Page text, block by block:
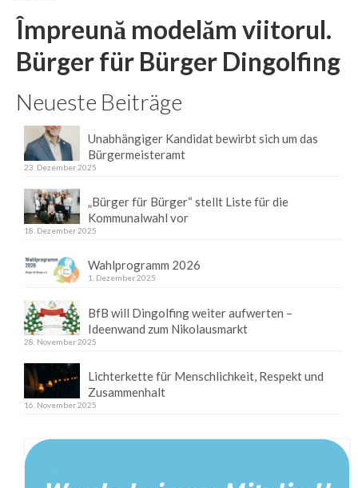
Împreună modelăm viitorul.
Bürger für Bürger Dingolfing
Neueste Beiträge
Unabhängiger Kandidat bewirbt sich um das
Bürgermeisteramt
23. Dezember 2025
„Bürger für Bürger“ stellt Liste für die
Kommunalwahl vor
18. Dezember 2025
Wahlprogramm 2026
1. Dezember 2025
BfB will Dingolfing weiter aufwerten –
Ideenwand zum Nikolausmarkt
28. November 2025
Lichterkette für Menschlichkeit, Respekt und
Zusammenhalt
16. November 2025